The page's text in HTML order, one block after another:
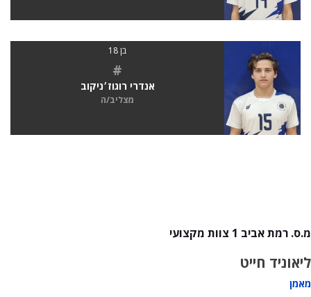
בן 18
#
אנדרי רוגוז׳ניקוב
מצליב/ה
מ.ס. רמת אביב 1 צוות מקצועי
ליאוניד חייט
מאמן